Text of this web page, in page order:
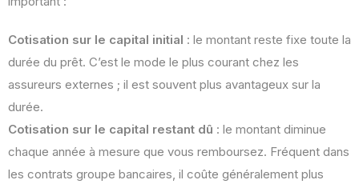
Cotisation sur le capital initial : le montant reste fixe toute la
durée du prêt. C’est le mode le plus courant chez les
assureurs externes ; il est souvent plus avantageux sur la
durée.
Cotisation sur le capital restant dû : le montant diminue
chaque année à mesure que vous remboursez. Fréquent dans
les contrats groupe bancaires, il coûte généralement plus